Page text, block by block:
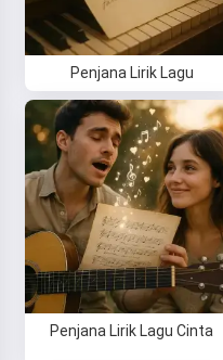
Penjana Lirik Lagu
Penjana Lirik Lagu Cinta